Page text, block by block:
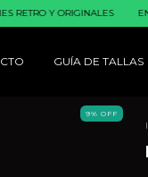
ORIGINALES ENVÍO
GUÍA DE TALLAS
9% OFF